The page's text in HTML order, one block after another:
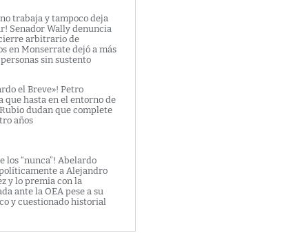
no trabaja y tampoco deja
Senador Wally denuncia
arbitrario de
en Monserrate dejó a más
sin sustento
el Breve»! Petro
que hasta en el entorno de
dudan que complete
años
los “nunca”! Abelardo
a Alejandro
y lo premia con la
ante la OEA pese a su
y cuestionado historial